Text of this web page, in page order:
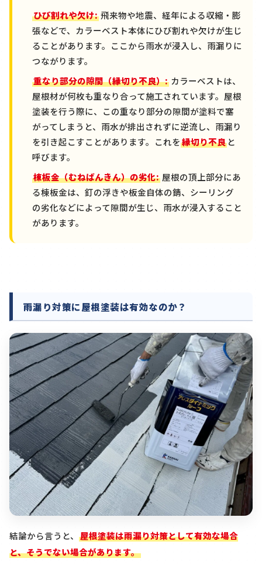
ひび割れや欠け: 飛来物や地震、経年による収縮・膨
張などで、カラーベスト本体にひび割れや欠けが生じ
ることがあります。ここから雨水が浸入し、雨漏りに
つながります。
重なり部分の隙間（縁切り不良）: カラーベストは、
屋根材が何枚も重なり合って施工されています。屋根
塗装を行う際に、この重なり部分の隙間が塗料で塞
がってしまうと、雨水が排出されずに逆流し、雨漏り
を引き起こすことがあります。これを縁切り不良 と
呼びます。
棟板金（むねばんきん）の劣化: 屋根の頂上部分にあ
る棟板金は、釘の浮きや板金自体の錆、シーリング
の劣化などによって隙間が生じ、雨水が浸入すること
があります。
雨漏り対策に屋根塗装は有効なのか？
結論から言うと、 屋根塗装は雨漏り対策として有効な場合
と、そうでない場合があります。